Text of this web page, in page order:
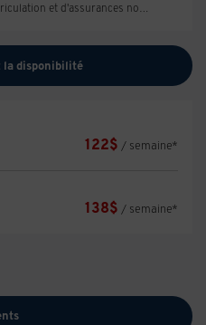
TPS + TVQ, frais d'immatriculation et d'assurances non inclus.
la disponibilité
122$ / semaine*
138$ / semaine*